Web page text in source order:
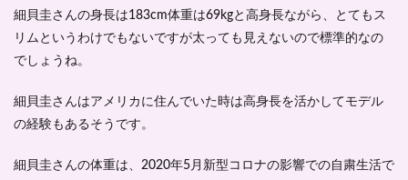
細貝圭さんの身長は183cm体重は69kgと高身長ながら、とてもス
リムというわけでもないですが太っても見えないので標準的なの
でしょうね。
細貝圭さんはアメリカに住んでいた時は高身長を活かしてモデル
の経験もあるそうです。
細貝圭さんの体重は、2020年5月新型コロナの影響での自粛生活で